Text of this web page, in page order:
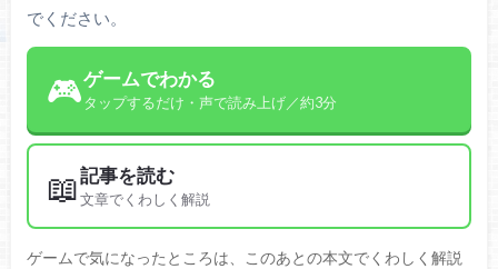
でください。
🎮ゲームでわかる
タップするだけ・声で読み上げ／約3分
📖記事を読む
文章でくわしく解説
ゲームで気になったところは、このあとの本文でくわしく解説